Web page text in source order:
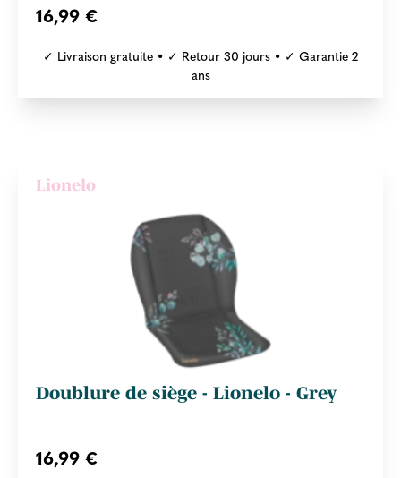
16,99 €
✓ Livraison gratuite • ✓ Retour 30 jours • ✓ Garantie 2
ans
Lionelo
Doublure de siège - Lionelo - Grey
16,99 €